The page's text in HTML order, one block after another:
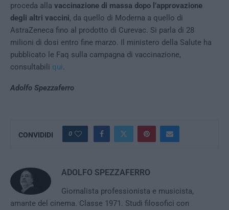
proceda alla vaccinazione di massa dopo l’approvazione
degli altri vaccini, da quello di Moderna a quello di
AstraZeneca fino al prodotto di Curevac. Si parla di 28
milioni di dosi entro fine marzo. Il ministero della Salute ha
pubblicato le Faq sulla campagna di vaccinazione,
consultabili qui.
Adolfo Spezzaferro
CONVIDIDI 0
ADOLFO SPEZZAFERRO
Giornalista professionista e musicista,
amante del cinema. Classe 1971. Studi filosofici con